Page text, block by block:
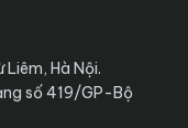
Hà Nội.
số 419/GP-Bộ